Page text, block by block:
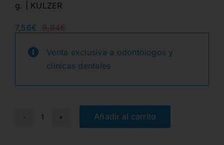
g. | KULZER
9,94€El
original
era:
9,94€.
7,56€
El
actual
es:
7,56€.
Venta exclusiva a odontólogos y
clínicas dentales
VIVIDA
Añadir al carrito